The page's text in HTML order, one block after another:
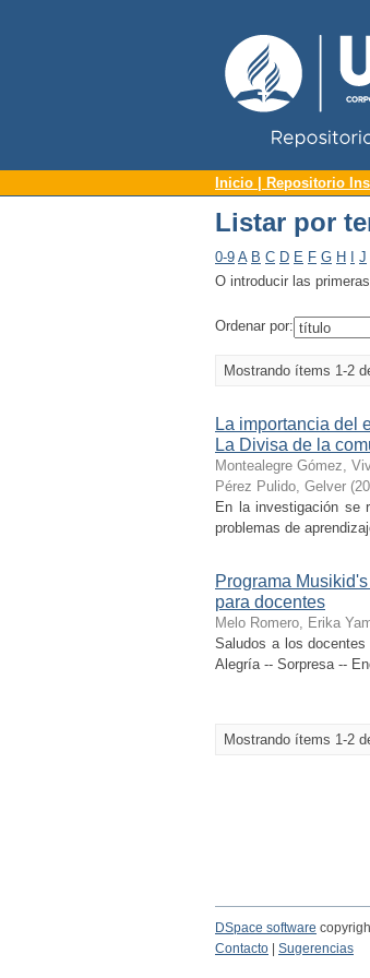
Listar por
Inicio | Repositorio
Listar por
0-9 A B C D E F G H J
O introducir las
Ordenar por:
Mostrando ítems 1-2
La importancia del
La Divisa de la
Montealegre Gómez,
Pérez Pulido, Gelver (
En la investigación se
problemas de
Programa
para docentes
Melo Romero, Erika
Saludos a los
Alegría -- Sorpresa --
Mostrando ítems 1-2
DSpace software
Contacto
Sugerencias